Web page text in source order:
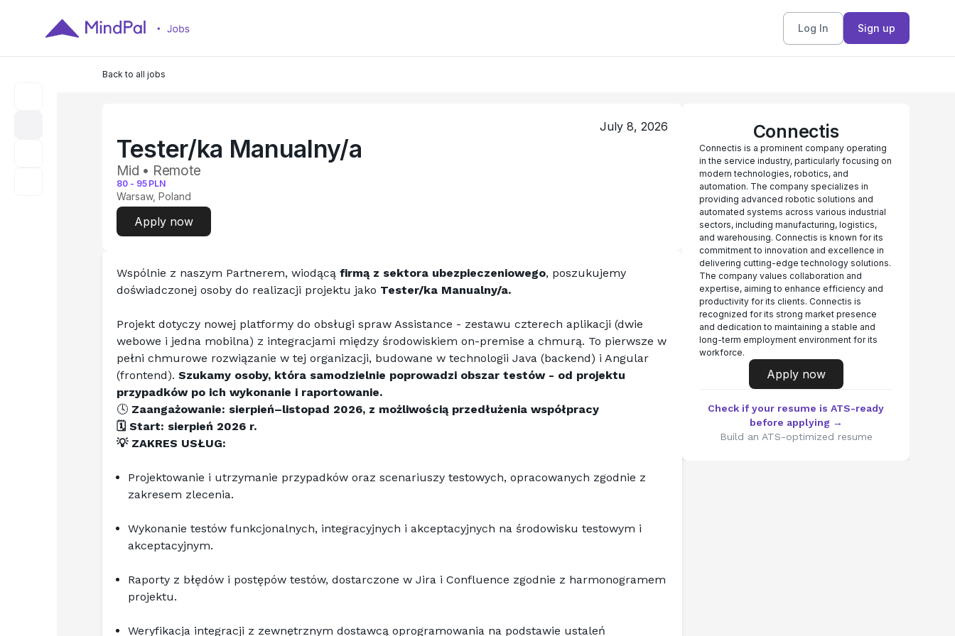
Log In Sign up
Back to all jobs
July 8, 2026
Tester/ka Manualny/a
Mid • Remote
80- 95 PLN
Warsaw, Poland
Apply now
Wspólnie z naszym Partnerem, wiodącą firmą z sektora ubezpieczeniowego, poszukujemy
doświadczonej osoby do realizacji projektu jako Tester/ka Manualny/a.
Projekt dotyczy nowej platformy do obsługi spraw Assistance - zestawu czterech aplikacji (dwie
webowe i jedna mobilna) z integracjami między środowiskiem on-premise a chmurą. To pierwsze w
pełni chmurowe rozwiązanie w tej organizacji, budowane w technologii Java (backend) i Angular
(frontend). Szukamy osoby, która samodzielnie poprowadzi obszar testów - od projektu
przypadków po ich wykonanie i raportowanie.
🕓 Zaangażowanie: sierpień–listopad 2026, z możliwością przedłużenia współpracy
🗓️ Start: sierpień 2026 r.
💡 ZAKRES USŁUG:
Projektowanie i utrzymanie przypadków oraz scenariuszy testowych, opracowanych zgodnie z
zakresem zlecenia.
Wykonanie testów funkcjonalnych, integracyjnych i akceptacyjnych na środowisku testowym i
akceptacyjnym.
Raporty z błędów i postępów testów, dostarczone w Jira i Confluence zgodnie z harmonogramem
projektu.
Weryfikacja integracji z zewnętrznym dostawcą oprogramowania na podstawie ustaleń
Connectis
Connectis is a prominent company operating
in the service industry, particularly focusing on
modern technologies, robotics, and
automation. The company specializes in
providing advanced robotic solutions and
automated systems across various industrial
sectors, including manufacturing, logistics,
and warehousing. Connectis is known for its
commitment to innovation and excellence in
delivering cutting-edge technology solutions.
The company values collaboration and
expertise, aiming to enhance efficiency and
productivity for its clients. Connectis is
recognized for its strong market presence
and dedication to maintaining a stable and
long-term employment environment for its
workforce.
Apply now
Check if your resume is ATS-ready
before applying →
Build an ATS-optimized resume